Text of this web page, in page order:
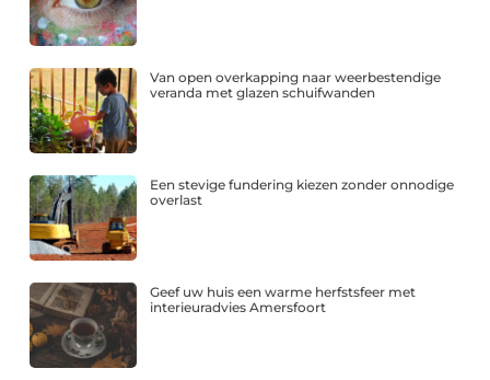
Van open overkapping naar weerbestendige
veranda met glazen schuifwanden
Een stevige fundering kiezen zonder onnodige
overlast
Geef uw huis een warme herfstsfeer met
interieuradvies Amersfoort